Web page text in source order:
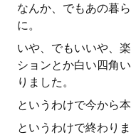
なんか、でもあの暮
に。
いや、でもいいや、
ションとか白い四角
りました。
というわけで今から
というわけで終わり